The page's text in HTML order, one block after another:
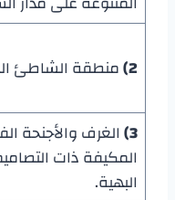
2) منطقة الشاطئ
3) الغرف والأجنحة
المكيفة ذات
البهية.